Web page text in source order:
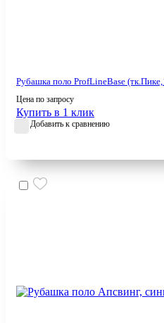
Рубашка поло ProfLineBase
Цена по запросу
Купить в 1 клик
Добавить к сравнению